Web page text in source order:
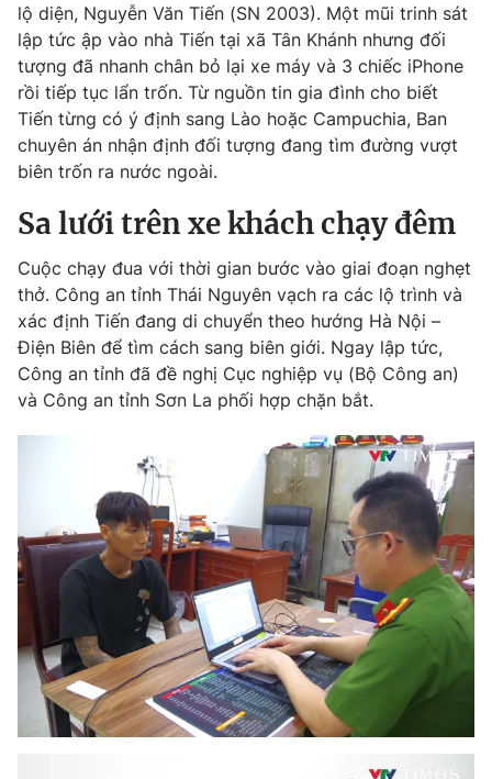
lộ diện, Nguyễn Văn Tiến (SN 2003). Một mũi trinh sát
lập tức ập vào nhà Tiến tại xã Tân Khánh nhưng đối
tượng đã nhanh chân bỏ lại xe máy và 3 chiếc iPhone
rồi tiếp tục lẩn trốn. Từ nguồn tin gia đình cho biết
Tiến từng có ý định sang Lào hoặc Campuchia, Ban
chuyên án nhận định đối tượng đang tìm đường vượt
biên trốn ra nước ngoài.
Sa lưới trên xe khách chạy đêm
Cuộc chạy đua với thời gian bước vào giai đoạn nghẹt
thở. Công an tỉnh Thái Nguyên vạch ra các lộ trình và
xác định Tiến đang di chuyển theo hướng Hà Nội –
Điện Biên để tìm cách sang biên giới. Ngay lập tức,
Công an tỉnh đã đề nghị Cục nghiệp vụ (Bộ Công an)
và Công an tỉnh Sơn La phối hợp chặn bắt.